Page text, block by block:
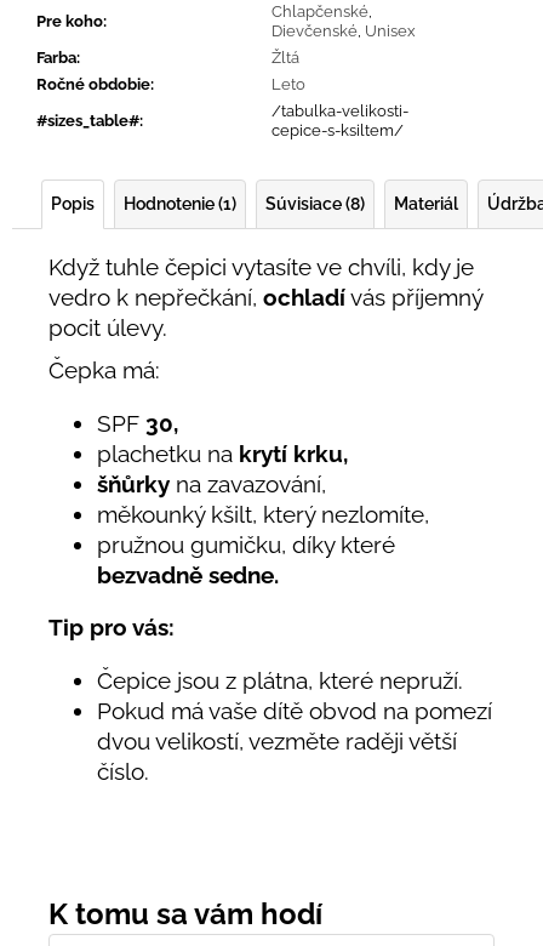
Pre koho:
Chlapčenské
Dievčenské Unisex
Farba:
Žltá
Ročné obdobie:
Leto
#sizes_table#:
/tabulka-velikosti-
cepice-s-ksiltem/
Popis Hodnotenie (1) Súvisiace (8) Materiál
Když tuhle čepici vytasíte ve chvíli, kdy je
vedro k nepřečkání, ochladívás příjemný
pocit úlevy.
Čepka má:
SPF 30,
plachetku na krytí krku,
šňůrky na zavazování,
měkounký kšilt, který nezlomíte,
pružnou gumičku, díky které
bezvadně sedne.
Tip pro vás:
Čepice jsou z plátna, které nepruží.
Pokud má vaše dítě obvod na pomezí
dvou velikostí, vezměte raději větší
číslo.